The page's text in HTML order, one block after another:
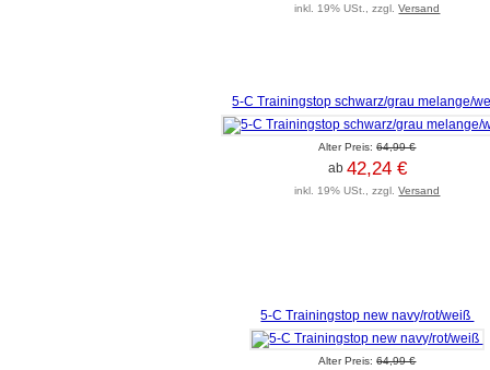
inkl. 19% USt., zzgl.Versand
5-C Trainingstop schwarz/grau melange/
Alter Preis:64,99 €
ab 42,24 €
inkl. 19% USt., zzgl.Versand
5-C Trainingstop new navy/rot/weiß
Alter Preis:64,99 €